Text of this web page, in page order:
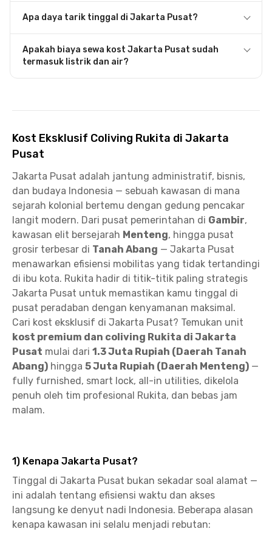
Apa daya tarik tinggal di Jakarta Pusat?
Apakah biaya sewa kost Jakarta Pusat sudah
termasuk listrik dan air?
Kost Eksklusif Coliving Rukita di Jakarta
Pusat
Jakarta Pusat adalah jantung administratif, bisnis,
dan budaya Indonesia — sebuah kawasan di mana
sejarah kolonial bertemu dengan gedung pencakar
langit modern. Dari pusat pemerintahan di Gambir,
kawasan elit bersejarah Menteng, hingga pusat
grosir terbesar di Tanah Abang — Jakarta Pusat
menawarkan efisiensi mobilitas yang tidak tertandingi
di ibu kota. Rukita hadir di titik-titik paling strategis
Jakarta Pusat untuk memastikan kamu tinggal di
pusat peradaban dengan kenyamanan maksimal.
Cari kost eksklusif di Jakarta Pusat? Temukan unit
kost premium dan coliving Rukita di Jakarta
Pusat mulai dari 1.3 Juta Rupiah (Daerah Tanah
Abang) hingga 5 Juta Rupiah (Daerah Menteng) —
fully furnished, smart lock, all-in utilities, dikelola
penuh oleh tim profesional Rukita, dan bebas jam
malam.
1) Kenapa Jakarta Pusat?
Tinggal di Jakarta Pusat bukan sekadar soal alamat —
ini adalah tentang efisiensi waktu dan akses
langsung ke denyut nadi Indonesia. Beberapa alasan
kenapa kawasan ini selalu menjadi rebutan: